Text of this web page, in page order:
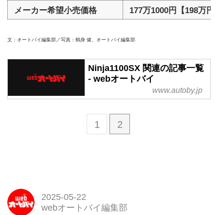
メーカー希望小売価格
177万1000円【198万円
文：オートバイ編集部／写真：鶴身 健、オートバイ編集部
Ninja1100SX 関連の記事一覧
- webオートバイ
www.autoby.jp
1 2
2025-05-22
webオートバイ編集部